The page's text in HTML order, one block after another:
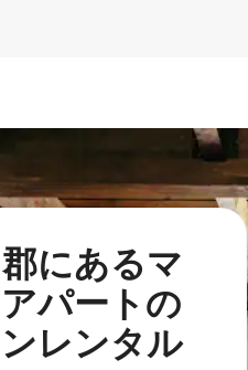
にあるマ
パートの
レンタル